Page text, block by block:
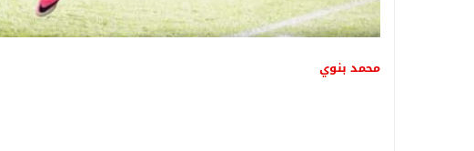
محمد بنوي